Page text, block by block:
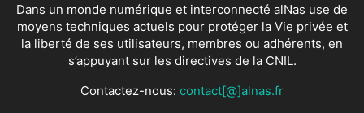
Dans un monde numérique et interconnecté alNas use de
moyens techniques actuels pour protéger la Vie privée et
la liberté de ses utilisateurs, membres ou adhérents, en
s’appuyant sur les directives de la CNIL.
Contactez-nous: contact[@]alnas.fr